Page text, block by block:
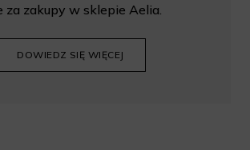
za zakupy w sklepie Aelia.
DOWIEDZ SIĘ WIĘCEJ